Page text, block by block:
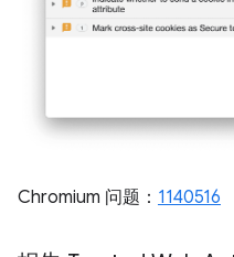
Chromium 问题： 1140516